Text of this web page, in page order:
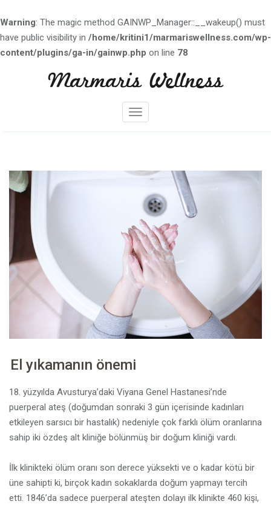
Warning: The magic method GAINWP_Manager::__wakeup() must
have public visibility in /home/kritini1/marmariswellness.com/wp-
content/plugins/ga-in/gainwp.php on line 78
Marmaris Wellness
M
y
/
k
a
p
a
El yıkamanın önemi
18. yüzyılda Avusturya’daki Viyana Genel Hastanesi’nde
puerperal ateş (doğumdan sonraki 3 gün içerisinde kadınları
etkileyen sarsıcı bir hastalık) nedeniyle çok farklı ölüm oranlarına
sahip iki özdeş alt kliniğe bölünmüş bir doğum kliniği vardı.
İlk klinikteki ölüm oranı son derece yüksekti ve o kadar kötü bir
üne sahipti ki, birçok kadın sokaklarda doğum yapmayı tercih
etti. 1846’da sadece puerperal ateşten dolayı ilk klinikte 460 kişi,